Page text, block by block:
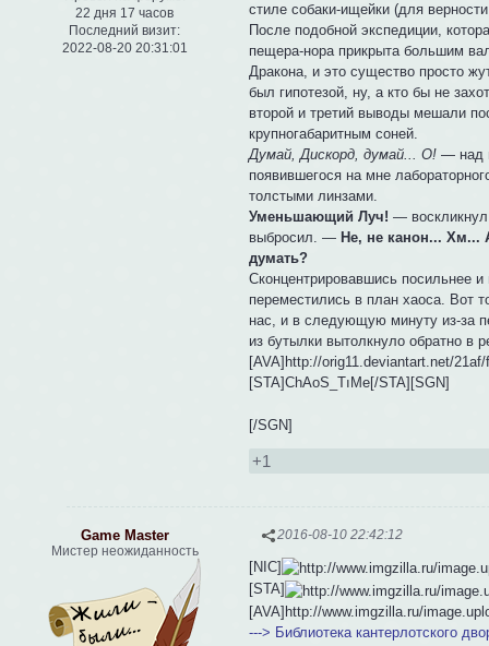
22 дня 17 часов
Последний визит:
2022-08-20 20:31:01
стиле собаки-ищейки (для
После подобной экспедиции,
пещера-нора прикрыта большим
Дракона, и это существо просто
был гипотезой, ну, а кто бы не
второй и третий выводы мешали
крупногабаритным соней.
Думай, Дискорд, думай... О! — над
появившегося на мне
толстыми линзами.
Уменьшающий Луч! — воскликнул
выбросил. — Не, не канон... Хм...
думать?
Сконцентрировавшись посильнее
переместились в план хаоса. Вот
нас, и в следующую минуту из-за
из бутылки вытолкнуло обратно в
[AVA]http://orig11.deviantart.net/
[STA]ChAoS_TıMe[/STA][SGN]
[/SGN]
+1
2016-08-10 22:42:12
Game Master
Мистер неожиданность
[NIC]
[STA]
[AVA]http://www.imgzilla.ru/
---> Библиотека кантерлотского